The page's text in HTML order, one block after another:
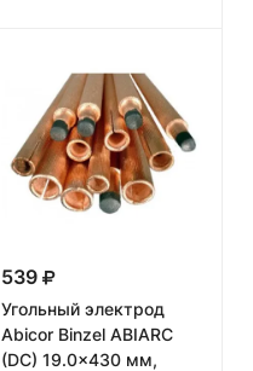
539
Угольный электрод
Abicor Binzel ABIARC
(DC) 19.0x430 мм,